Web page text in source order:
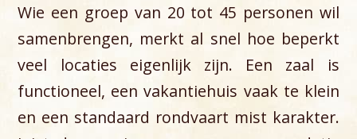
Wie een groep van 20 tot 45 personen wil
samenbrengen, merkt al snel hoe beperkt
veel locaties eigenlijk zijn. Een zaal is
functioneel, een vakantiehuis vaak te klein
en een standaard rondvaart mist karakter.